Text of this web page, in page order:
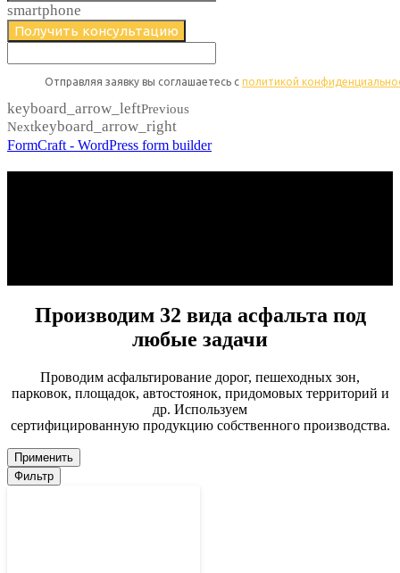
smartphone
Получить консультацию
Отправляя заявку вы соглашаетесь с ​​ политикой
keyboard_arrow_leftPrevious
Nextkeyboard_arrow_right
FormCraft - WordPress form builder
Производим 32 вида асфальта под
любые задачи
Проводим асфальтирование дорог, пешеходных зон,
парковок, площадок, автостоянок, придомовых территорий и
др. Используем
сертифицированную продукцию собственного производства.
Применить
Фильтр